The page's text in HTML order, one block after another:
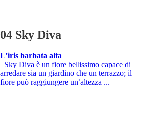
04 Sky Diva
L’iris barbata alta
Sky Diva è un fiore bellissimo capace di
arredare sia un giardino che un terrazzo; il
fiore può raggiungere un’altezza ...